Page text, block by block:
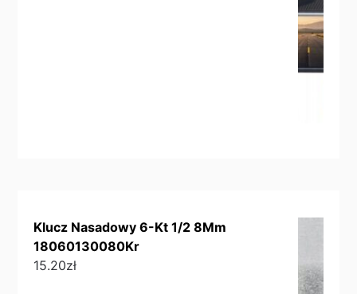
Klucz Nasadowy 6-Kt 1/2 8Mm
18060130080Kr
15.20zł